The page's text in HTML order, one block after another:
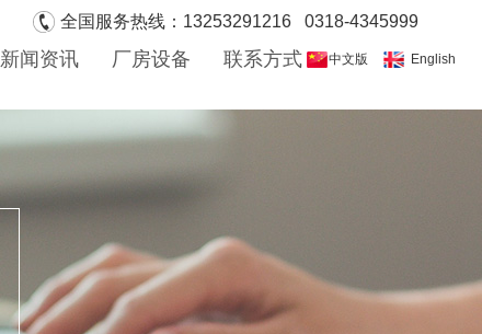
全国服务热线：13253291216 0318-4345999
新闻资讯 厂房设备 联系方式 English
中文版